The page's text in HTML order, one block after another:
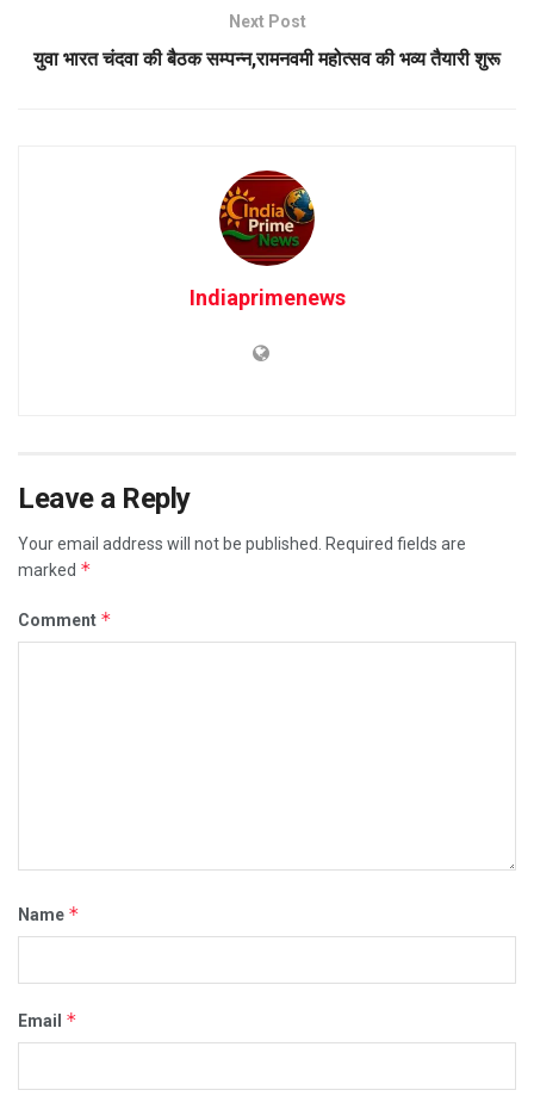
Next Post
युवा भारत चंदवा की बैठक सम्पन्न,रामनवमी महोत्सव की भव्य तैयारी शुरू
Indiaprimenews
Leave a Reply
Your email address will not be published.
Required fields are
marked *
Comment *
Name *
Email *